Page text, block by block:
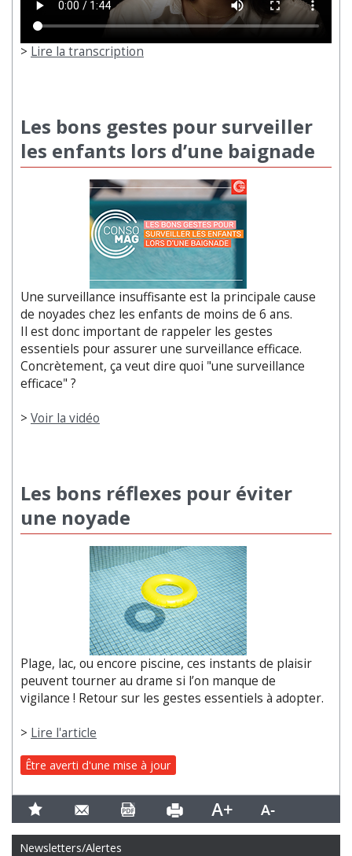
> Lire la transcription
Les bons gestes pour surveiller
les enfants lors d’une baignade
Une surveillance insuffisante est la principale cause
de noyades chez les enfants de moins de 6 ans.
Il est donc important de rappeler les gestes
essentiels pour assurer une surveillance efficace.
Concrètement, ça veut dire quoi "une surveillance
efficace" ?
> Voir la vidéo
Les bons réflexes pour éviter
une noyade
Plage, lac, ou encore piscine, ces instants de plaisir
peuvent tourner au drame si l’on manque de
vigilance ! Retour sur les gestes essentiels à adopter.
> Lire l'article
Être averti d'une mise à jour
Newsletters/Alertes